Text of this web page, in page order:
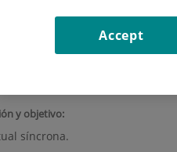
García Jiménez. Subdirectora.
Tejerina. Secretaría académica.
Yagüe. Profesora.
Profesora.
y objetivo:
síncrona.
Accept